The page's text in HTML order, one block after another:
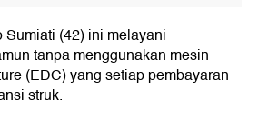
(42) ini melayani
tanpa menggunakan mesin
(EDC) yang setiap pembayaran
struk.